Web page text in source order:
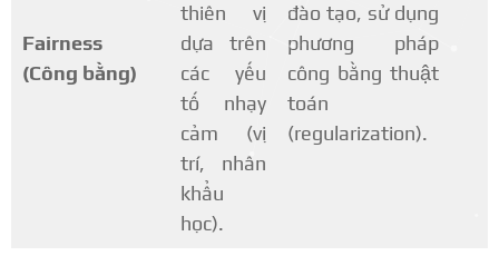
Fairness
(Công bằng)
thiên vị
dựa trên
các yếu
tố nhạy
cảm (vị
trí, nhân
khẩu
học).
đào tạo, sử dụng
phương pháp
công bằng thuật
toán
(regularization).